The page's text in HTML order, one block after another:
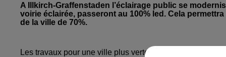
A Illkirch-Graffenstaden l’éclairage public se
voirie éclairée, passeront au 100% led. Cela
de la ville de 70%.
Les travaux pour une ville plus verte, à Illkirch-